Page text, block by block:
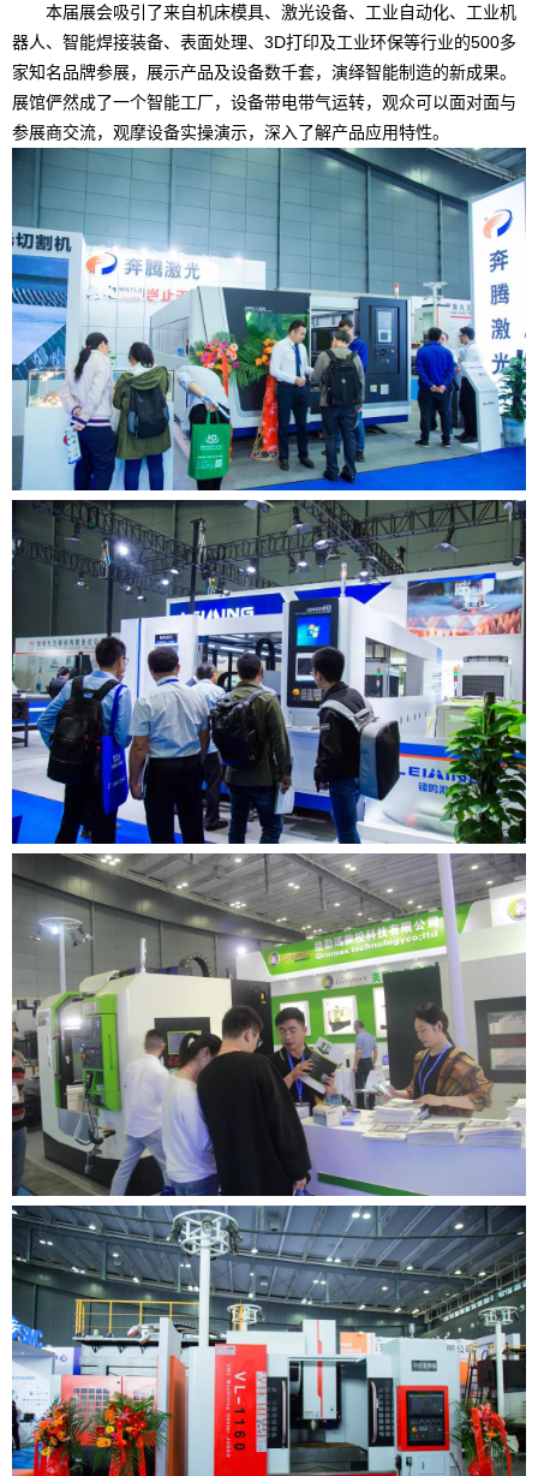
本届展会吸引了来自机床模具、激光设备、工业自动化、工业机
器人、智能焊接装备、表面处理、3D打印及工业环保等行业的500多
家知名品牌参展，展示产品及设备数千套，演绎智能制造的新成果。
展馆俨然成了一个智能工厂，设备带电带气运转，观众可以面对面与
参展商交流，观摩设备实操演示，深入了解产品应用特性。